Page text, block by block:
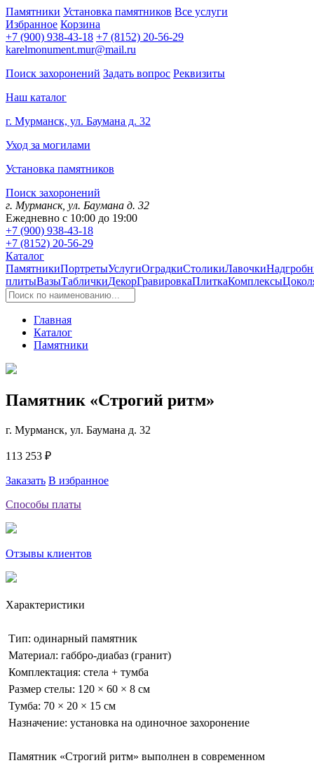
Памятники Установка памятников Все услуги
Избранное Корзина
+7 (900) 938-43-18 +7 (8152) 20-56-29
karelmonument.mur@mail.ru
Поиск захоронений Задать вопрос Реквизиты
Наш каталог
г. Мурманск, ул. Баумана д. 32
Уход за могилами
Установка памятников
Поиск захоронений
г. Мурманск, ул. Баумана д. 32
Ежедневно с 10:00 до 19:00
+7 (900) 938-43-18
+7 (8152) 20-56-29
Каталог
ПамятникиПортретыУслугиОградкиСтоликиЛавочки
плитыВазыТабличкиДекорГравировкаПлиткаКомплексы
Главная
Каталог
Памятники
Памятник «Строгий ритм»
г. Мурманск, ул. Баумана д. 32
113 253 ₽
Заказать В избранное
Способы платы
Отзывы клиентов
Характеристики
Тип: одинарный памятник
Материал: габбро-диабаз (гранит)
Комплектация: стела + тумба
Размер стелы: 120 × 60 × 8 см
Тумба: 70 × 20 × 15 см
Назначение: установка на одиночное захоронение
Памятник «Строгий ритм» выполнен в современном